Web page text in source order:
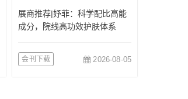
展商推荐|妤菲：科学配比高能
成分，院线高功效护肤体系
会刊下载 2026-08-05